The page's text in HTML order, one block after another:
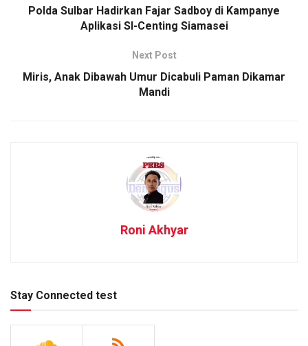
Polda Sulbar Hadirkan Fajar Sadboy di Kampanye
Aplikasi SI-Centing Siamasei
Next Post
Miris, Anak Dibawah Umur Dicabuli Paman Dikamar
Mandi
Roni Akhyar
Stay Connected test